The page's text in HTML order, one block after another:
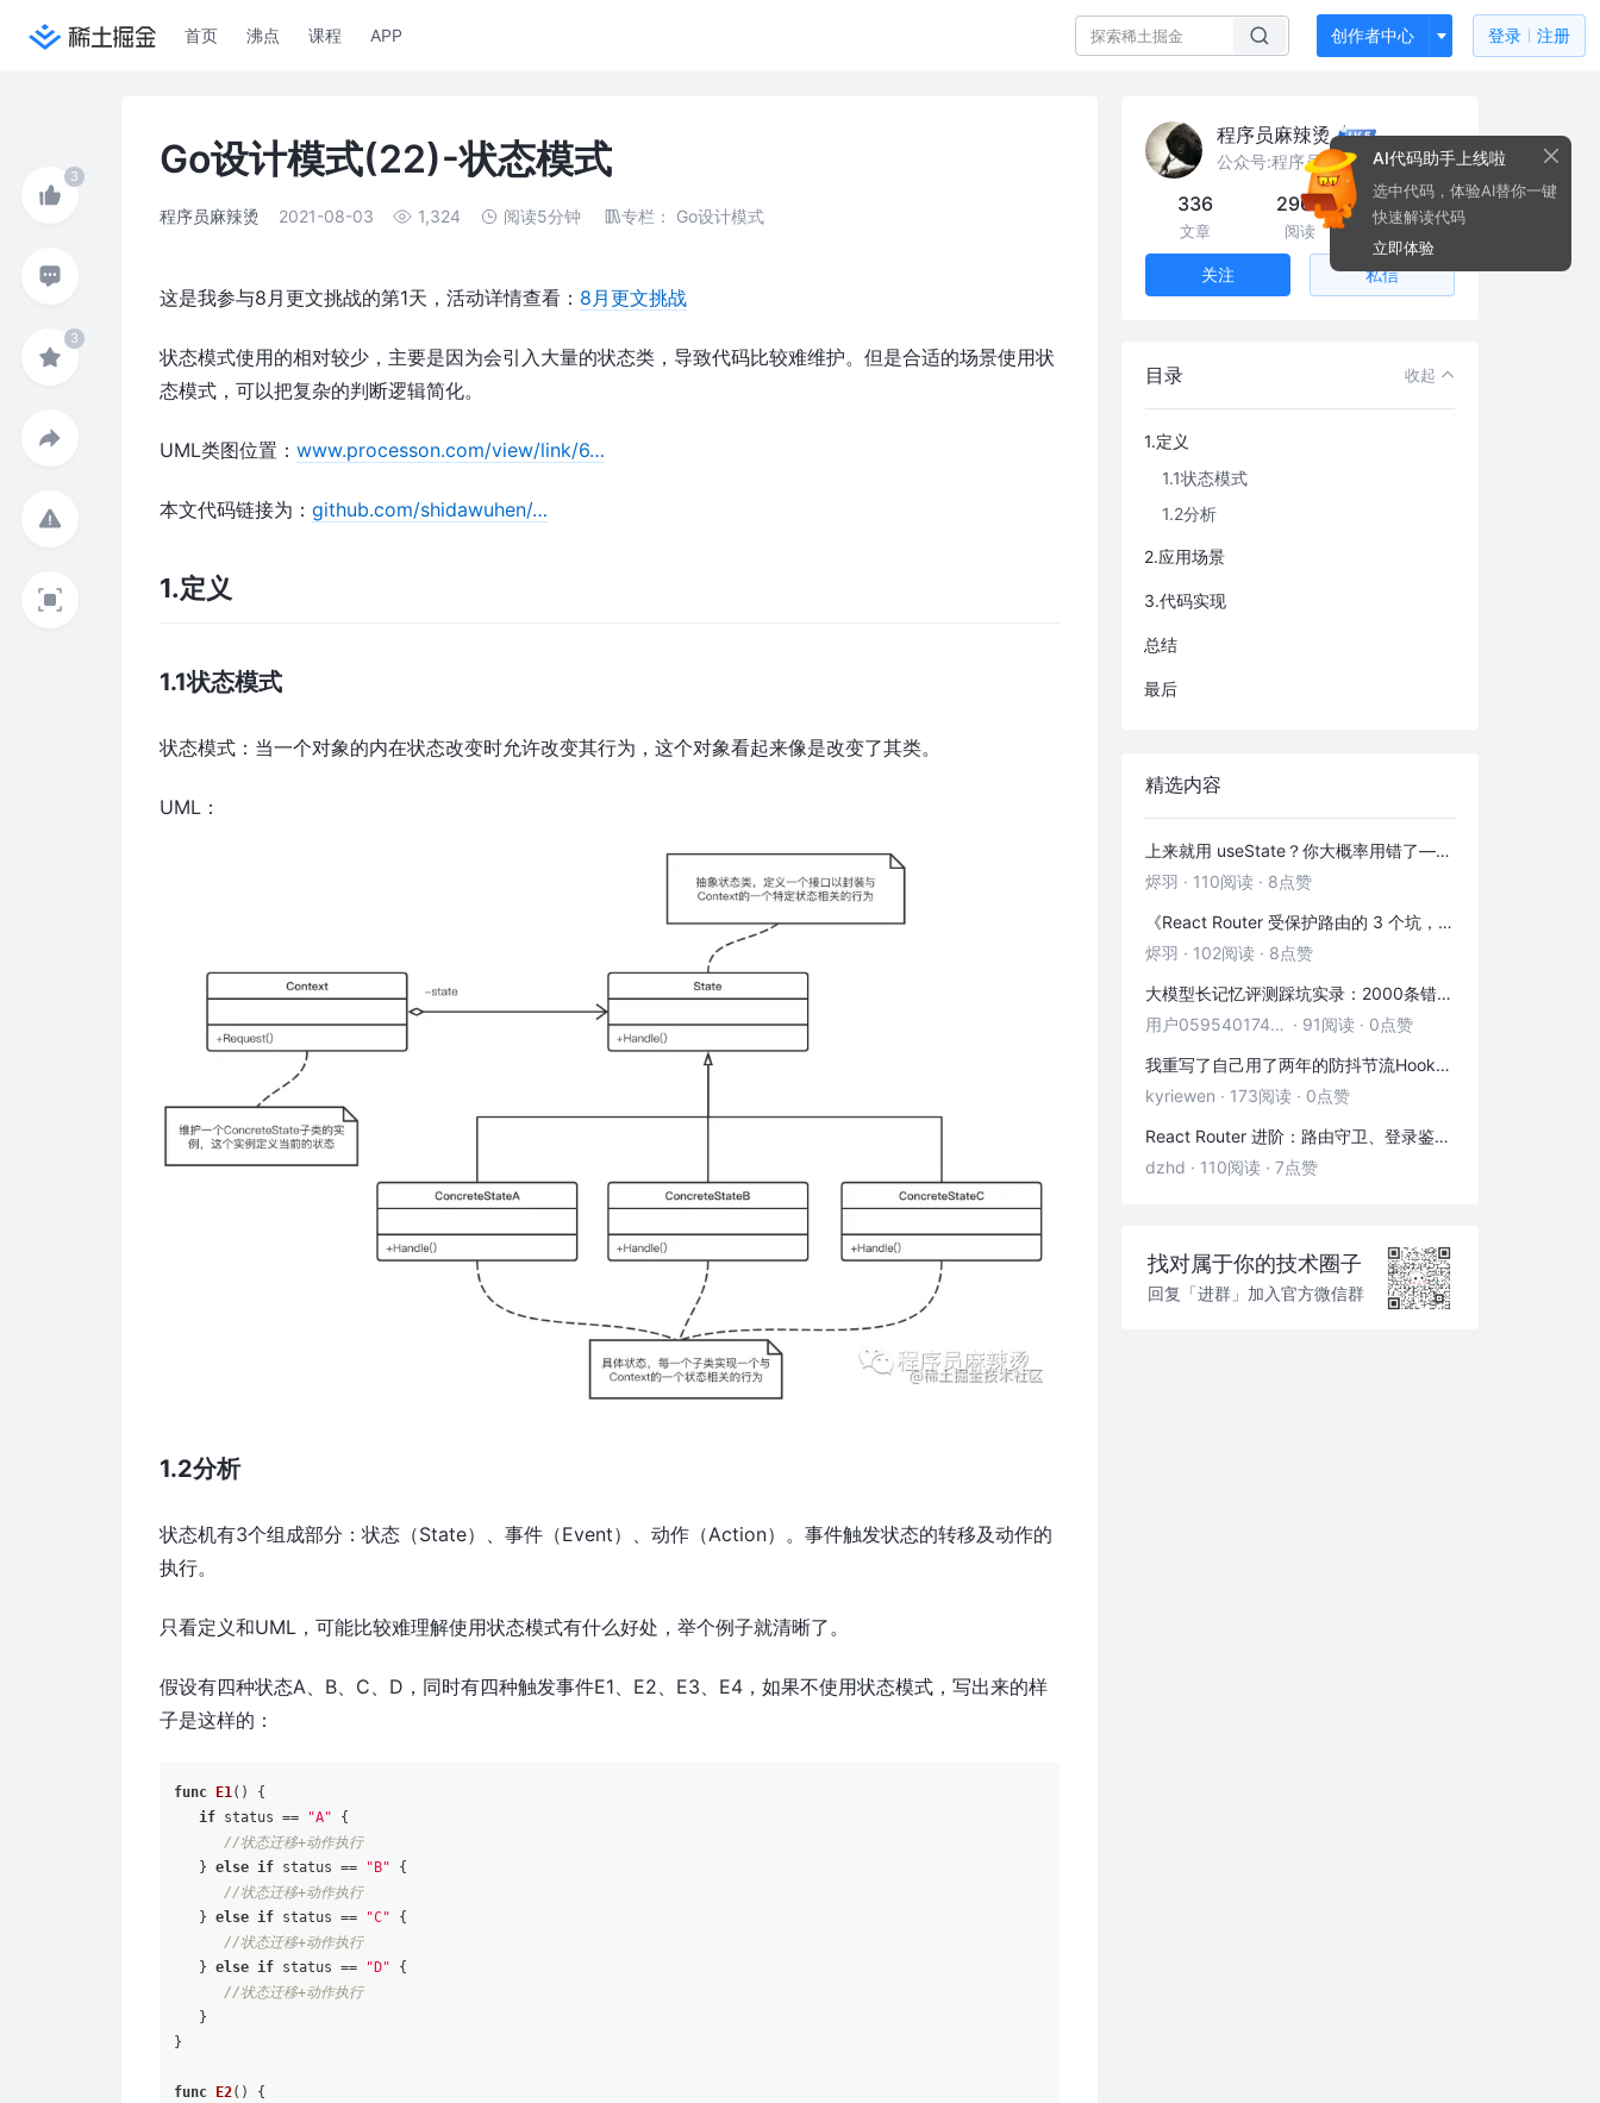
首页 沸点 课程 APP 创作者中心 登录 注册
Go设计模式(22)-状态模式
程序员麻辣烫 2021-08-03 1,324 阅读5分钟 专栏： Go设计模式
这是我参与8月更文挑战的第1天，活动详情查看： 8月更文挑战
状态模式使用的相对较少，主要是因为会引入大量的状态类，导致代码比较难维护。但是合适的场景使用状
态模式，可以把复杂的判断逻辑简化。
UML类图位置：www.processon.com/view/link/6…
本文代码链接为：github.com/shidawuhen/…
1.定义
1.1状态模式
状态模式：当一个对象的内在状态改变时允许改变其行为，这个对象看起来像是改变了其类。
UML：
1.2分析
状态机有3个组成部分：状态（State）、事件（Event）、动作（Action）。事件触发状态的转移及动作的
执行。
只看定义和UML，可能比较难理解使用状态模式有什么好处，举个例子就清晰了。
假设有四种状态A、B、C、D，同时有四种触发事件E1、E2、E3、E4，如果不使用状态模式，写出来的样
子是这样的：
func E1()
{
if status == "A" {
//状态迁移+动作执行
} else if status == "B" {
//状态迁移+动作执行
} else if status == "C" {
//状态迁移+动作执行
} else if status == "D" {
//状态迁移+动作执行
}
}
func E2()
{
程序员麻辣烫
公众号:程序员麻辣烫
336
文章
296k
阅读
202
粉丝
关注 私信
目录 收起
1.定义
1.1状态模式
1.2分析
2.应用场景
3.代码实现
总结
最后
精选内容
上来就用 useState？你大概率用错了——useRef 的三种正确打开方式
烬羽 · 110阅读 · 8点赞
《React Router 受保护路由的 3 个坑，第 2 个 90% 的人都踩过》
烬羽 · 102阅读 · 8点赞
大模型长记忆评测踩坑实录：2000条错位记忆，让我排查了整整3小时
用户05954017446 · 91阅读 · 0点赞
我重写了自己用了两年的防抖节流Hook——发现里面藏着3个隐藏bug
kyriewen · 173阅读 · 0点赞
React Router 进阶：路由守卫、登录鉴权与状态传递
dzhd · 110阅读 · 7点赞
找对属于你的技术圈子
回复「进群」加入官方微信群
AI代码助手上线啦
选中代码，体验AI替你一键
快速解读代码
立即体验